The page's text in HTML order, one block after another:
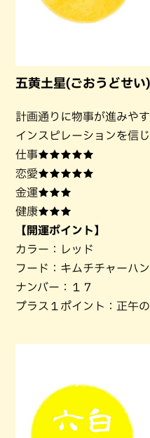
五黄土星(ごおうどせい)
計画通りに物事が進みやす
インスピレーションを信
仕事★★★★★
恋愛★★★★★
金運★★★
健康★★★
【開運ポイント】
カラー：レッド
フード：キムチチャーハン
ナンバー：１７
プラス１ポイント：正午